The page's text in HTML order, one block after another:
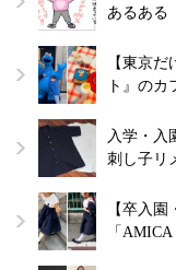
あるある
【東京
ト』のカ
入学・入
刺し子リ
【卒入
「